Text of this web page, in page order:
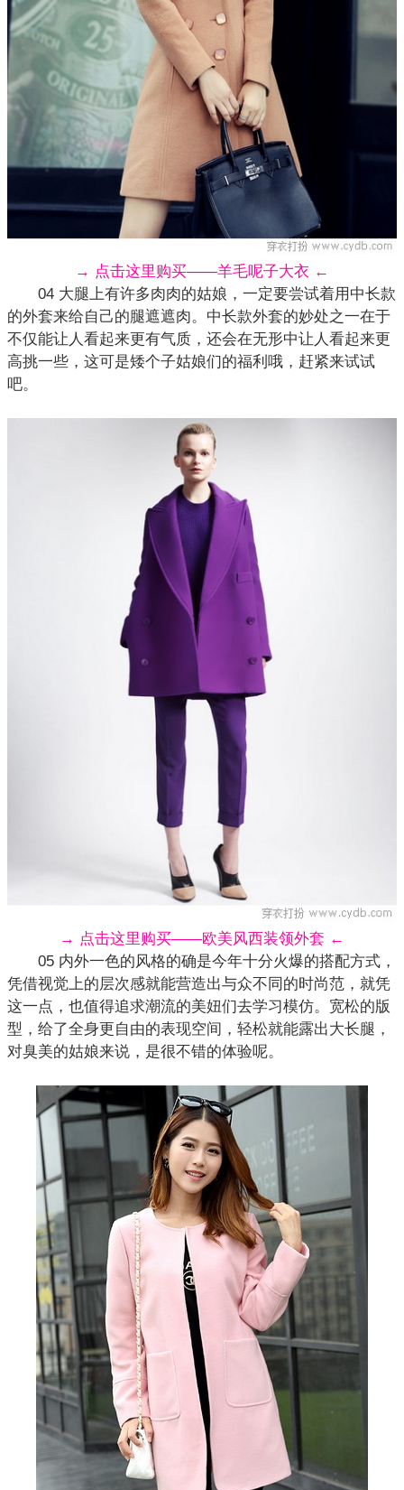
→ 点击这里购买——羊毛呢子大衣 ←
04 大腿上有许多肉肉的姑娘，一定要尝试着用中长款
的外套来给自己的腿遮遮肉。中长款外套的妙处之一在于
不仅能让人看起来更有气质，还会在无形中让人看起来更
高挑一些，这可是矮个子姑娘们的福利哦，赶紧来试试
吧。
→ 点击这里购买——欧美风西装领外套 ←
05 内外一色的风格的确是今年十分火爆的搭配方式，
凭借视觉上的层次感就能营造出与众不同的时尚范，就凭
这一点，也值得追求潮流的美妞们去学习模仿。宽松的版
型，给了全身更自由的表现空间，轻松就能露出大长腿，
对臭美的姑娘来说，是很不错的体验呢。